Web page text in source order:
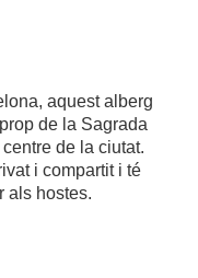
aquest alberg
de la Sagrada
de la ciutat.
i compartit i té
als hostes.